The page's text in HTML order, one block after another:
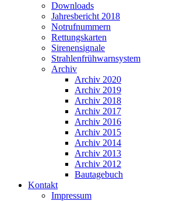
Downloads
Jahresbericht 2018
Notrufnummern
Rettungskarten
Sirenensignale
Strahlenfrühwarnsystem
Archiv
Archiv 2020
Archiv 2019
Archiv 2018
Archiv 2017
Archiv 2016
Archiv 2015
Archiv 2014
Archiv 2013
Archiv 2012
Bautagebuch
Kontakt
Impressum